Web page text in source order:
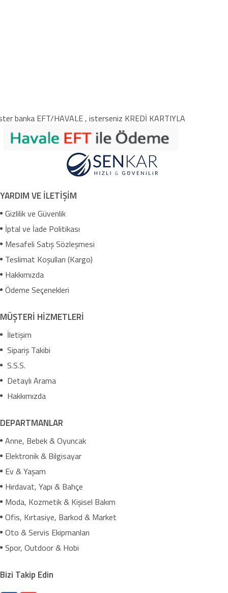
banka EFT/HAVALE , isterseniz KREDİ KARTIYLA
YARDIM VE İLETİŞİM
Gizlilik ve Güvenlik
İptal ve İade Politikası
Mesafeli Satış Sözleşmesi
Teslimat Koşulları (Kargo)
Hakkımızda
Ödeme Seçenekleri
MÜŞTERİ HİZMETLERİ
İletişim
Sipariş Takibi
S.S.S.
Detaylı Arama
Hakkımızda
DEPARTMANLAR
Anne, Bebek & Oyuncak
Elektronik & Bilgisayar
Ev & Yaşam
Hırdavat, Yapı & Bahçe
Moda, Kozmetik & Kişisel Bakım
Ofis, Kırtasiye, Barkod & Market
Oto & Servis Ekipmanları
Spor, Outdoor & Hobi
Bizi Takip Edin